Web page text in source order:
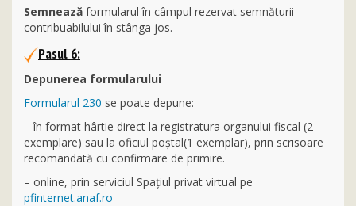
Semnează formularul în câmpul rezervat semnăturii
contribuabilului în stânga jos.
Pasul 6:
Depunerea formularului
Formularul 230 se poate depune:
– în format hârtie direct la registratura organului fiscal (2
exemplare) sau la oficiul poştal(1 exemplar), prin scrisoare
recomandată cu confirmare de primire.
– online, prin serviciul Spațiul privat virtual pe
pfinternet.anaf.ro